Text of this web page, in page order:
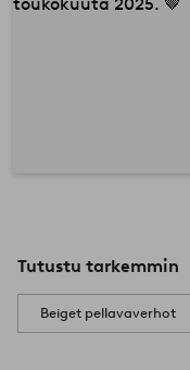
Tutustu tarkemmin
Beiget pellavaverhot